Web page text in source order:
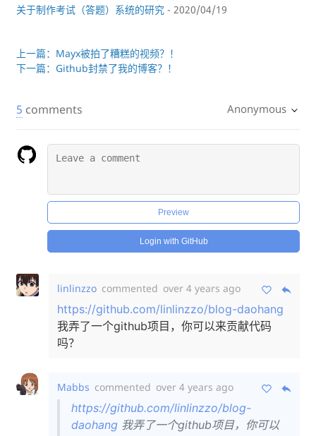
关于制作考试（答题）系统的研究 - 2020/04/19
上一篇：Mayx被拍了糟糕的视频？！
下一篇：Github封禁了我的博客？！
5 comments Anonymous
Preview
Login with GitHub
linlinzzo commented over 4 years ago
https://github.com/linlinzzo/blog-daohang
我弄了一个github项目，你可以来贡献代码
吗？
Mabbs commented over 4 years ago
https://github.com/linlinzzo/blog-
daohang 我弄了一个github项目，你可以